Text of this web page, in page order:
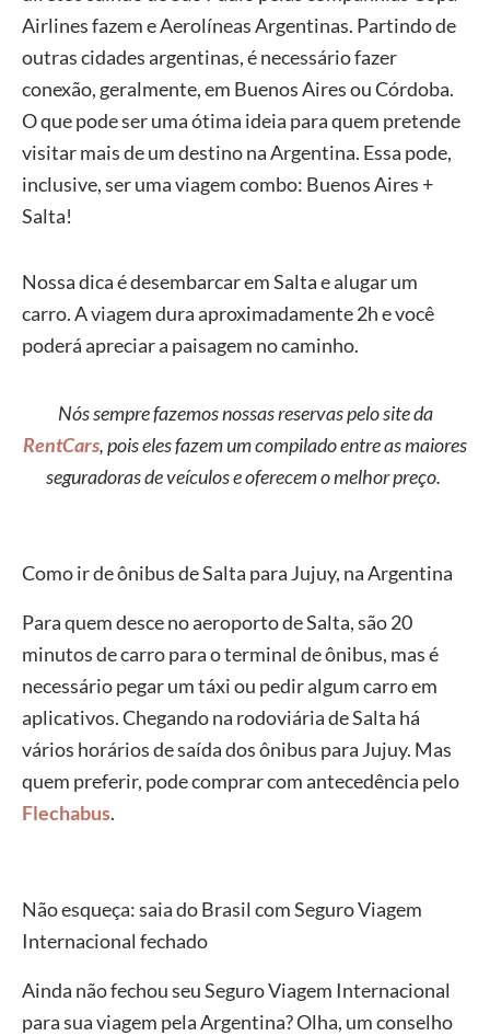
Airlines fazem e Aerolíneas Argentinas. Partindo de
outras cidades argentinas, é necessário fazer
conexão, geralmente, em Buenos Aires ou Córdoba.
O que pode ser uma ótima ideia para quem pretende
visitar mais de um destino na Argentina. Essa pode,
inclusive, ser uma viagem combo: Buenos Aires +
Salta!
Nossa dica é desembarcar em Salta e alugar um
carro. A viagem dura aproximadamente 2h e você
poderá apreciar a paisagem no caminho.
Nós sempre fazemos nossas reservas pelo site da
RentCars, pois eles fazem um compilado entre as maiores
seguradoras de veículos e oferecem o melhor preço.
Como ir de ônibus de Salta para Jujuy, na Argentina
Para quem desce no aeroporto de Salta, são 20
minutos de carro para o terminal de ônibus, mas é
necessário pegar um táxi ou pedir algum carro em
aplicativos. Chegando na rodoviária de Salta há
vários horários de saída dos ônibus para Jujuy. Mas
quem preferir, pode comprar com antecedência pelo
Flechabus.
Não esqueça: saia do Brasil com Seguro Viagem
Internacional fechado
Ainda não fechou seu Seguro Viagem Internacional
para sua viagem pela Argentina? Olha, um conselho